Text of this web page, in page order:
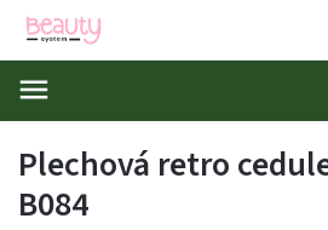
Plechová retro
B084